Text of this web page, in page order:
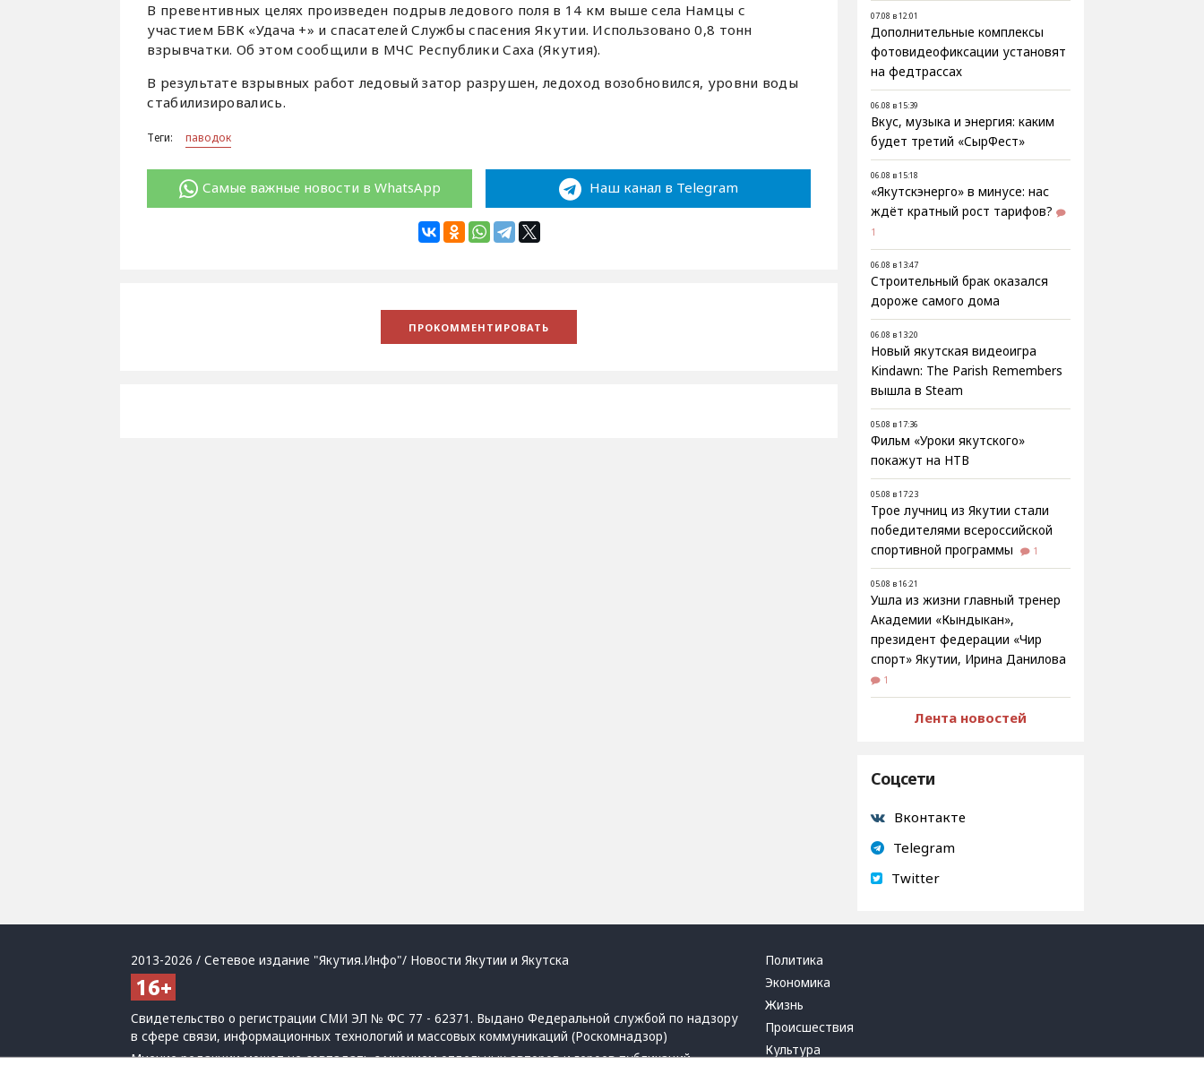
В превентивных целях произведен подрыв ледового поля в 14 км выше села Намцы с
участием БВК «Удача +» и спасателей Службы спасения Якутии. Использовано 0,8 тонн
взрывчатки. Об этом сообщили в МЧС Республики Саха (Якутия).
В результате взрывных работ ледовый затор разрушен, ледоход возобновился, уровни воды
стабилизировались.
Теги: паводок
Самые важные новости в WhatsApp Наш канал в Telegram
07.08 в 12:01
Дополнительные комплексы
фотовидеофиксации установят
на федтрассах
06.08 в 15:39
Вкус, музыка и энергия: каким
будет третий «СырФест»
06.08 в 15:18
«Якутскэнерго» в минусе: нас
ждёт кратный рост тарифов?
1
06.08 в 13:47
Строительный брак оказался
дороже самого дома
06.08 в 13:20
Новый якутская видеоигра
Kindawn: The Parish Remembers
вышла в Steam
05.08 в 17:36
Фильм «Уроки якутского»
покажут на НТВ
05.08 в 17:23
Трое лучниц из Якутии стали
победителями всероссийской
спортивной программы
1
05.08 в 16:21
Ушла из жизни главный тренер
Академии «Кындыкан»,
президент федерации «Чир
спорт» Якутии, Ирина Данилова
1
Лента новостей
Соцсети
Вконтакте
Telegram
Twitter
2013-2026 / Сетевое издание "Якутия.Инфо"/ Новости Якутии и Якутска
Свидетельство о регистрации СМИ ЭЛ № ФС 77 - 62371. Выдано Федеральной службой по надзору
в сфере связи, информационных технологий и массовых коммуникаций (Роскомнадзор)
Мнение редакции может не совпадать с мнением отдельных авторов и героев публикаций.
Политика
Экономика
Жизнь
Происшествия
Культура